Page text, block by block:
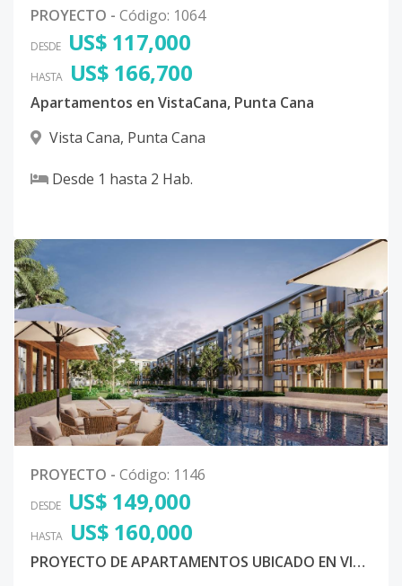
PROYECTO - Código: 1064
DESDE US$ 117,000
HASTA US$ 166,700
Apartamentos en VistaCana, Punta Cana
Vista Cana, Punta Cana
Desde 1 hasta 2 Hab.
PROYECTO - Código: 1146
DESDE US$ 149,000
HASTA US$ 160,000
PROYECTO DE APARTAMENTOS UBICADO EN VISTA CANA, PUNTA CANA, REPUBLICA DOMINICANA